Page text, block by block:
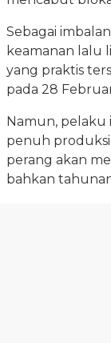
Sebagai
keamanan lalu
yang praktis
pada 28
Namun,
penuh
perang akan
bahkan